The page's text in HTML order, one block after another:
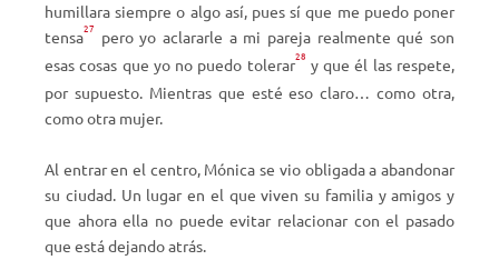
humillara siempre o algo así, pues sí que me puedo poner
tensa27 pero yo aclararle a mi pareja realmente qué son
esas cosas que yo no puedo tolerar28 y que él las respete,
por supuesto. Mientras que esté eso claro… como otra,
como otra mujer.
Al entrar en el centro, Mónica se vio obligada a abandonar
su ciudad. Un lugar en el que viven su familia y amigos y
que ahora ella no puede evitar relacionar con el pasado
que está dejando atrás.